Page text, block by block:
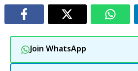
Join WhatsApp